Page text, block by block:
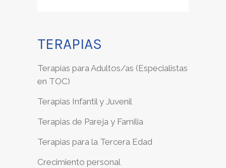
TERAPIAS
Terapias para Adultos/as (Especialistas
en TOC)
Terapias Infantil y Juvenil
Terapias de Pareja y Familia
Terapias para la Tercera Edad
Crecimiento personal